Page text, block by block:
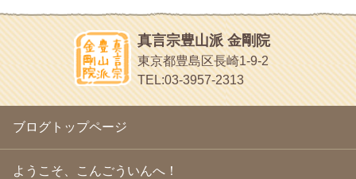
2010年6月(18)
2010年5月(22)
2010年4月(25)
2010年3月
(22)
2010年2月(23)
2010年1月(23)
(18)
2009年11月
(20)
2009年10月(20)
2009年9月 (20)
ほうげん日記
放言じゃなくて和尚さんの名前だよ
面白いサイトみつけたよ。
ヘェ～という感じ
chocolab.Air♪DIALY
ラブラドールのワンちゃんがかわいいよ
真言宗豊山派 金剛院
東京都豊島区長崎1-9-2
TEL:03-3957-2313
ブログトップページ
ようこそ、こんごういんへ！